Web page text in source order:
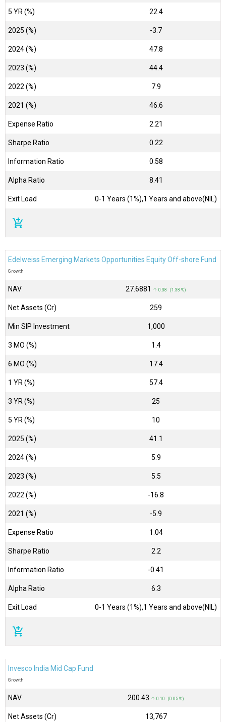
5 YR (%) 22.4
2025 (%) -3.7
2024 (%) 47.8
2023 (%) 44.4
2022 (%) 7.9
2021 (%) 46.6
Expense Ratio 2.21
Sharpe Ratio 0.22
Information Ratio 0.58
Alpha Ratio 8.41
Exit Load 0-1 Years (1%),1 Years and above(NIL)
add_shopping_cart
Edelweiss Emerging Markets Opportunities Equity Off-shore Fund
Growth
NAV ₹27.6881 ↑ 0.38 (1.38 %)
Net Assets (Cr) ₹259
Min SIP Investment 1,000
3 MO (%) 1.4
6 MO (%) 17.4
1 YR (%) 57.4
3 YR (%) 25
5 YR (%) 10
2025 (%) 41.1
2024 (%) 5.9
2023 (%) 5.5
2022 (%) -16.8
2021 (%) -5.9
Expense Ratio 1.04
Sharpe Ratio 2.2
Information Ratio -0.41
Alpha Ratio 6.3
Exit Load 0-1 Years (1%),1 Years and above(NIL)
add_shopping_cart
Invesco India Mid Cap Fund
Growth
NAV ₹200.43 ↑ 0.10 (0.05 %)
Net Assets (Cr) ₹13,767